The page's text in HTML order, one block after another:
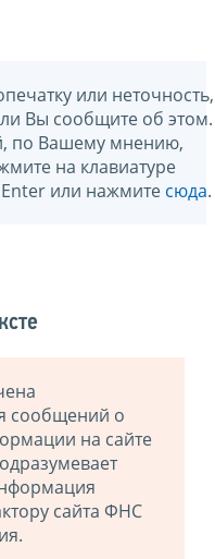
или неточность,
Вы сообщите об этом.
по Вашему мнению,
на клавиатуре
или нажмите сюда.
сообщений о
на сайте
сайта ФНС